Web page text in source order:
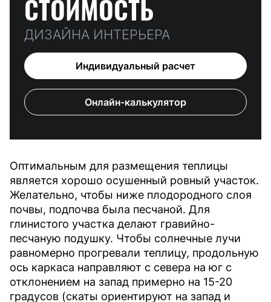
СТОИМОСТЬ
ДИЗАЙНА ИНТЕРЬЕРА
Индивидуальный расчет
Онлайн-калькулятор
Оптимальным для размещения теплицы
является хорошо осушенный ровный участок.
Желательно, чтобы ниже плодородного слоя
почвы, подпочва была песчаной. Для
глинистого участка делают гравийно-
песчаную подушку. Чтобы солнечные лучи
равномерно прогревали теплицу, продольную
ось каркаса направляют с севера на юг с
отклонением на запад примерно на 15-20
градусов (скаты ориентируют на запад и